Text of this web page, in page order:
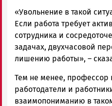
«Увольнение в такой
Если работа требует
сотрудника и
задачах, двухчасовой
лишению работы», –
Тем не менее, профессор
работодатели и
взаимопониманию в